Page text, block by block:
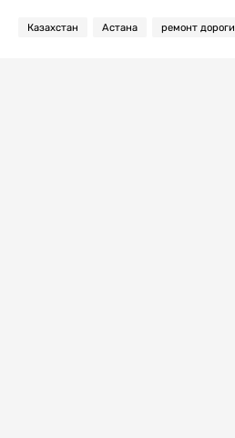
Казахстан Астана ремонт дороги